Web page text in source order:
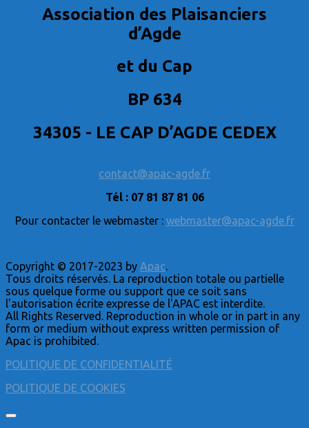
Association des Plaisanciers
d’Agde
et du Cap
BP 634
34305 - LE CAP D’AGDE CEDEX
contact@apac-agde.fr
Tél : 07 81 87 81 06
Pour contacter le webmaster : webmaster@apac-agde.fr
Copyright © 2017-2023 by Apac.
Tous droits réservés. La reproduction totale ou partielle
sous quelque forme ou support que ce soit sans
l'autorisation écrite expresse de l'APAC est interdite.
All Rights Reserved. Reproduction in whole or in part in any
form or medium without express written permission of
Apac is prohibited.
POLITIQUE DE CONFIDENTIALITÉ
POLITIQUE DE COOKIES